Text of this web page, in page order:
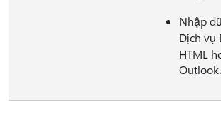
Nhập
Dịch vụ
HTML
Outlook.